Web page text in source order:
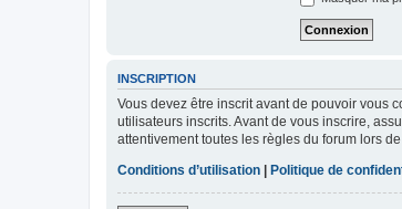
INSCRIPTION
Vous devez être inscrit avant de pouvoir vous
utilisateurs inscrits. Avant de vous inscrire,
attentivement toutes les règles du forum lors
Conditions d’utilisation
Politique de